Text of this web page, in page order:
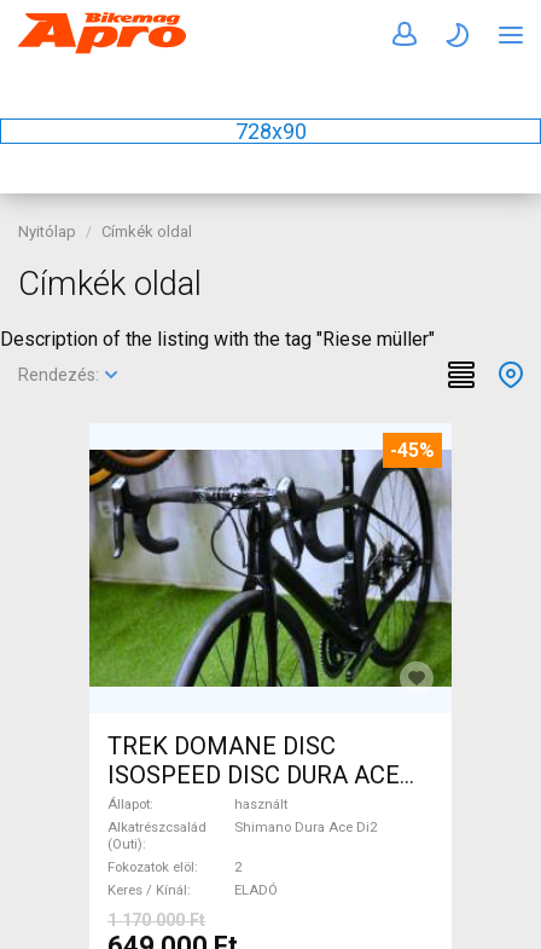
728x90
Nyitólap Címkék oldal
Címkék oldal
Description of the listing with the tag "Riese müller"
Rendezés:
-45%
TREK DOMANE DISC
ISOSPEED DISC DURA ACE
Di2 2x11 52/53 Országúti
Shimano Dura Ace Di2
tárcsafék használt ELADÓ
Állapot
használt
Alkatrészcsalád
(Outi)
Shimano Dura Ace Di2
Fokozatok elöl
2
Keres / Kínál
ELADÓ
1 170 000 Ft